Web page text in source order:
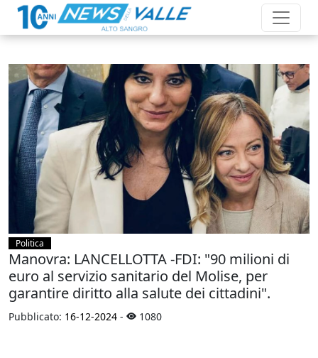
Politica
Manovra: LANCELLOTTA -FDI: "90 milioni di
euro al servizio sanitario del Molise, per
garantire diritto alla salute dei cittadini".
Pubblicato: 16-12-2024 - 1080